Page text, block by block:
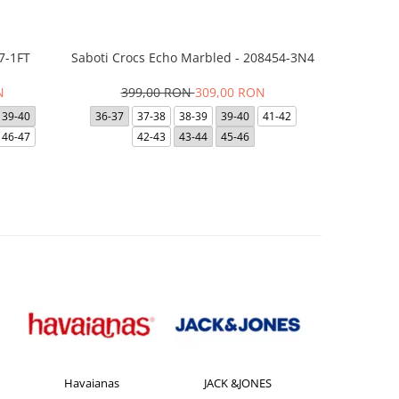
1FT
39-40
46-47
Saboti Crocs Echo Marbled - 208454-3N4
399,00 RON309,00 RON
36-37 37-38 38-39 39-40
41-42
42-43
43-44 45-46
Havaianas JACK &JONES